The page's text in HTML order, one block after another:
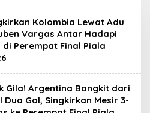
Peningkatan PAD
Kolombia Lewat Adu
Vargas Antar Hadapi
Perempat Final Piala
Gila! Argentina Bangkit dari
Gol, Singkirkan Mesir 3-